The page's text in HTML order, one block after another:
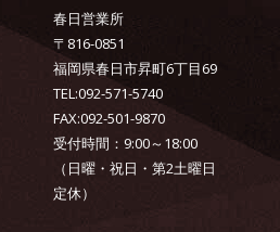
春日営業所
〒816-0851
福岡県春日市昇町6丁目69
TEL:092-571-5740
FAX:092-501-9870
受付時間：9:00～18:00
（日曜・祝日・第2土曜日
定休）